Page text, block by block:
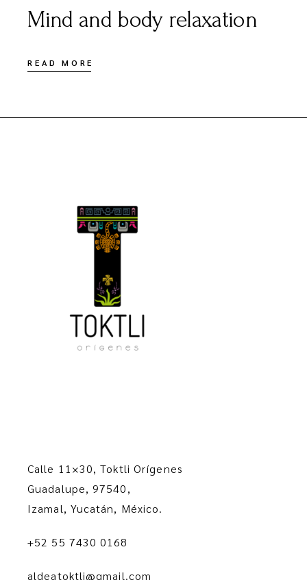
Mind and body relaxation
READ MORE
Calle 11×30, Toktli Orígenes
Guadalupe, 97540,
Izamal, Yucatán, México.
+52 55 7430 0168
aldeatoktli@gmail.com